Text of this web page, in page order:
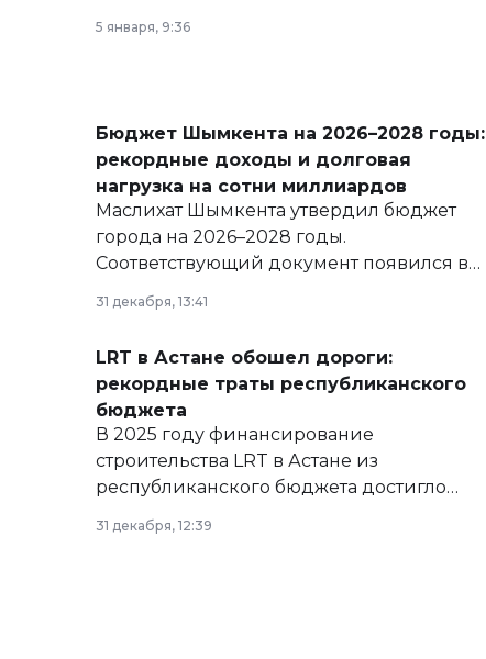
5 января, 9:36
Бюджет Шымкента на 2026–2028 годы:
рекордные доходы и долговая
нагрузка на сотни миллиардов
Маслихат Шымкента утвердил бюджет
города на 2026–2028 годы.
Соответствующий документ появился в
базе нормативных правовых актов и на
сайте маслихат города.
31 декабря, 13:41
LRT в Астане обошел дороги:
рекордные траты республиканского
бюджета
В 2025 году финансирование
строительства LRT в Астане из
республиканского бюджета достигло
рекордных объемов.
31 декабря, 12:39